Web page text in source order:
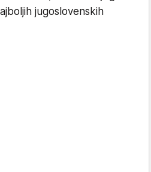
jugoslovenskih